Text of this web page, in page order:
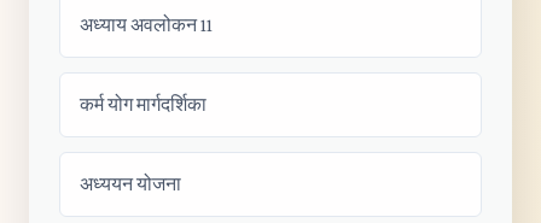
अध्याय अवलोकन 11
कर्म योग मार्गदर्शिका
अध्ययन योजना